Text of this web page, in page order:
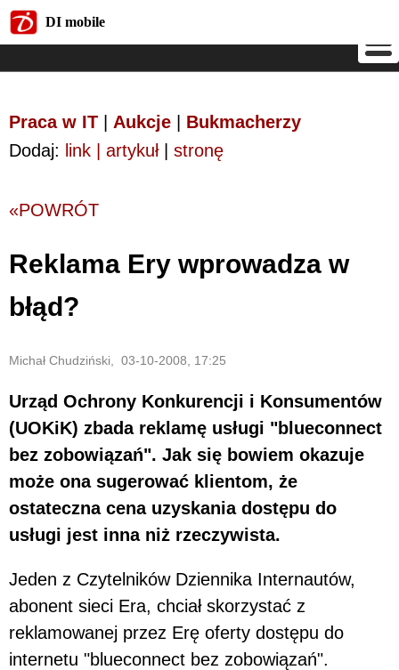
DI mobile
Praca w IT Aukcje
Bukmacherzy
Dodaj: link | artykuł| stronę
«POWRÓT
Reklama Ery wprowadza w
błąd?
Michał Chudziński, 03-10-2008, 17:25
Urząd Ochrony Konkurencji i Konsumentów
(UOKiK) zbada reklamę usługi "blueconnect
bez zobowiązań". Jak się bowiem okazuje
może ona sugerować klientom, że
ostateczna cena uzyskania dostępu do
usługi jest inna niż rzeczywista.
Jeden z Czytelników Dziennika Internautów,
abonent sieci Era, chciał skorzystać z
reklamowanej przez Erę oferty dostępu do
internetu "blueconnect bez zobowiązań".
DI mobile